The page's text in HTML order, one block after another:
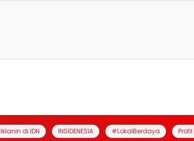
Iklanin di IDN INSIDENESIA #LokalBerdaya